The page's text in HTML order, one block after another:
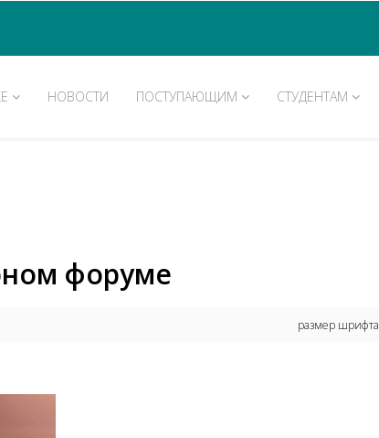
НОВОСТИ ПОСТУПАЮЩИМ СТУДЕНТАМ
форуме
размер шрифта